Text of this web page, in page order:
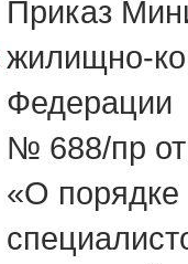
Приказ
жилищно-
Федерации
№ 688/пр от
«О порядке